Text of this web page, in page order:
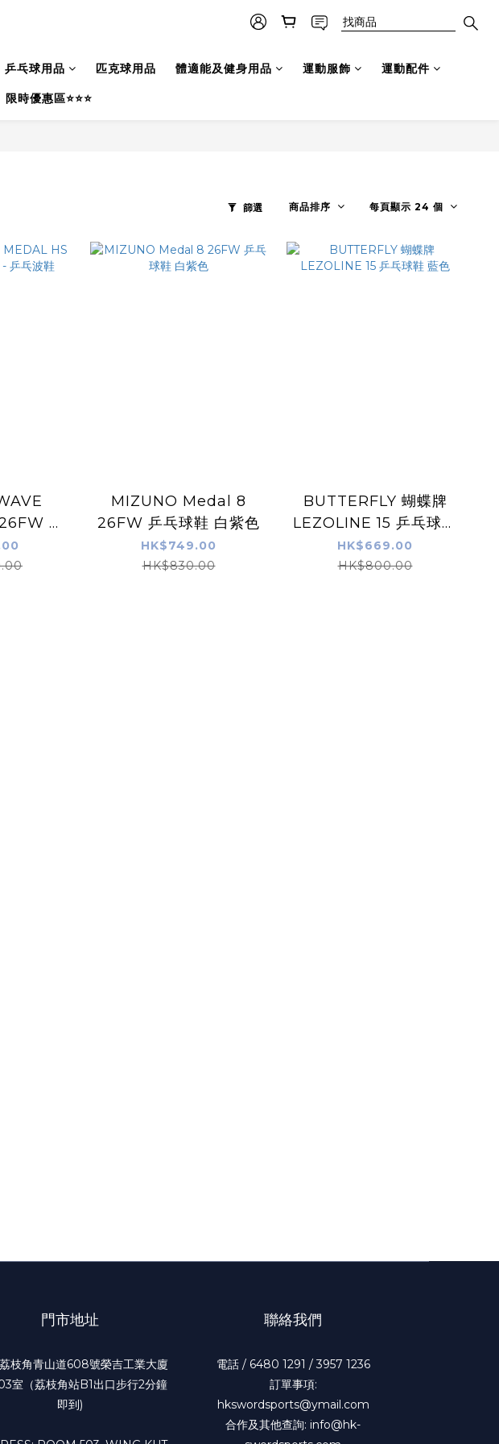
乒乓球用品 匹克球用品 體適能及健身用品 運動服飾 運動配件
限時優惠區⭐⭐⭐
篩選 商品排序 每頁顯示 24 個
-
波鞋
MIZUNO Medal 8
26FW 乒乓球鞋 白紫色
HK$749.00
HK$830.00
BUTTERFLY 蝴蝶牌
LEZOLINE 15 乒乓球鞋
藍色
HK$669.00
HK$800.00
門市地址
枝角青山道608號榮吉工業大廈
室（荔枝角站B1出口步行2分鐘
即到)
聯絡我們
電話 / 6480 1291 / 3957 1236
訂單事項:
hkswordsports@ymail.com
合作及其他查詢: info@hk-